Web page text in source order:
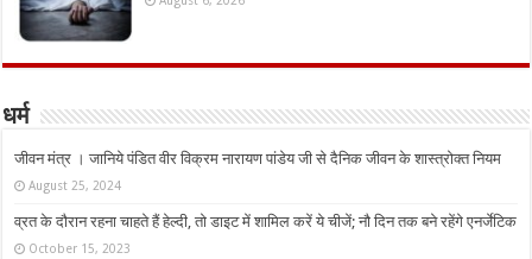
धर्म
जीवन मंत्र । जानिये पंडित वीर विक्रम नारायण पांडेय जी से दैनिक जीवन के शास्त्रोक्त नियम
August 25, 2024
व्रत के दौरान रहना चाहते हैं हेल्दी, तो डाइट में शामिल करें ये चीजें; नौ दिन तक बने रहेंगे एनर्जेटिक
October 15, 2023